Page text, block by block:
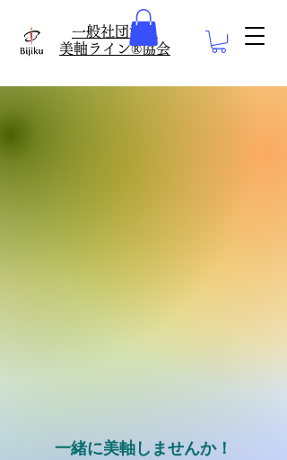
​一般社団法人
美軸ライン®協会
一緒に美軸しませんか！